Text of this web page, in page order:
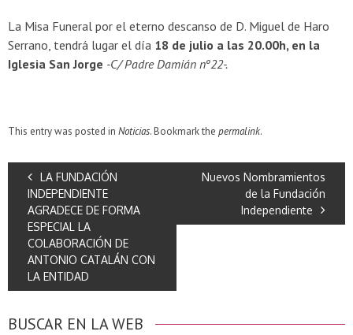
La Misa Funeral por el eterno descanso de D. Miguel de Haro
Serrano, tendrá lugar el día 18 de julio a las 20.00h, en la
Iglesia San Jorge -C/ Padre Damián nº22-.
This entry was posted in Noticias. Bookmark the permalink.
LA FUNDACIÓN
INDEPENDIENTE
AGRADECE DE FORMA
ESPECIAL LA
COLABORACIÓN DE
ANTONIO CATALÁN CON
LA ENTIDAD
Nuevos Nombramientos
de la Fundación
Independiente
BUSCAR EN LA WEB